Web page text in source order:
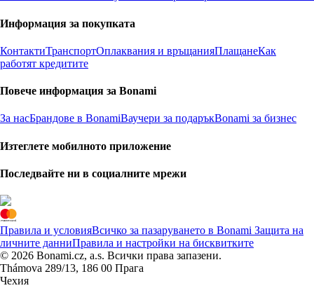
Информация за покупката
КонтактиТранспортОплаквания и връщанияПлащанеКак
работят кредитите
Повече информация за Bonami
За насБрандове в BonamiВаучери за подаръкBonami за бизнес
Изтеглете мобилното приложение
Последвайте ни в социалните мрежи
Правила и условияВсичко за пазаруването в Bonami Защита на
личните данниПравила и настройки на бисквитките
© 2026 Bonami.cz, a.s. Всички права запазени.
Thámova 289/13, 186 00 Прага
Чехия